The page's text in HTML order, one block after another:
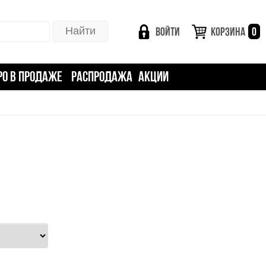
ВОЙТИ КОРЗИНА 0
В ПРОДАЖЕ РАСПРОДАЖА АКЦИИ